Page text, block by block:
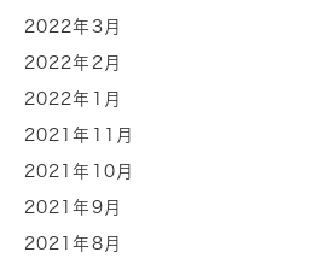
2022年3月
2022年2月
2022年1月
2021年11月
2021年10月
2021年9月
2021年8月